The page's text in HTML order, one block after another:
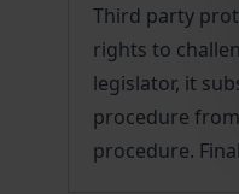
Third party
rights to
legislator, it
procedure
procedure.